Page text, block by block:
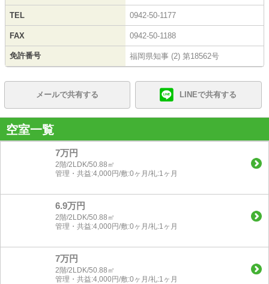
TEL 0942-50-1177
FAX 0942-50-1188
免許番号 福岡県知事 (2) 第18562号
メールで共有する LINEで共有する
空室一覧
7万円
2階/2LDK/50.88㎡
管理・共益:4,000円/敷:0ヶ月/礼:1ヶ月
6.9万円
2階/2LDK/50.88㎡
管理・共益:4,000円/敷:0ヶ月/礼:1ヶ月
7万円
2階/2LDK/50.88㎡
管理・共益:4,000円/敷:0ヶ月/礼:1ヶ月